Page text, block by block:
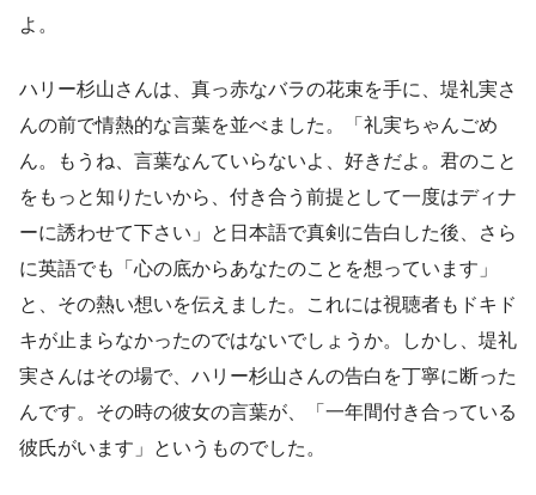
よ。
ハリー杉山さんは、真っ赤なバラの花束を手に、堤礼実さ
んの前で情熱的な言葉を並べました。「礼実ちゃんごめ
ん。もうね、言葉なんていらないよ、好きだよ。君のこと
をもっと知りたいから、付き合う前提として一度はディナ
ーに誘わせて下さい」と日本語で真剣に告白した後、さら
に英語でも「心の底からあなたのことを想っています」
と、その熱い想いを伝えました。これには視聴者もドキド
キが止まらなかったのではないでしょうか。しかし、堤礼
実さんはその場で、ハリー杉山さんの告白を丁寧に断った
んです。その時の彼女の言葉が、「一年間付き合っている
彼氏がいます」というものでした。